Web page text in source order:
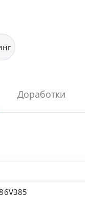
Доработки